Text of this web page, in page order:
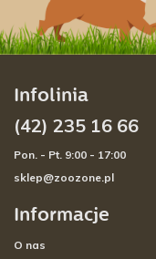
Informacje
O nas
Infolinia
(42) 235 16 66
Pon. - Pt. 9:00 - 17:00
sklep@zoozone.pl